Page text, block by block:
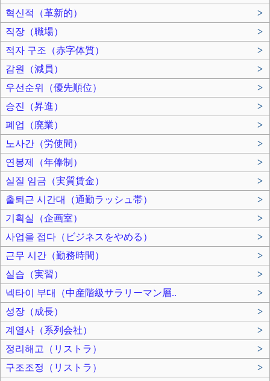
혁신적（革新的）
>
직장（職場）
>
적자 구조（赤字体質）
>
감원（減員）
>
우선순위（優先順位）
>
승진（昇進）
>
폐업（廃業）
>
노사간（労使間）
>
연봉제（年俸制）
>
실질 임금（実質賃金）
>
출퇴근 시간대（通勤ラッシュ帯）
>
기획실（企画室）
>
사업을 접다（ビジネスをやめる）
>
근무 시간（勤務時間）
>
실습（実習）
>
넥타이 부대（中産階級サラリーマン層..
>
성장（成長）
>
계열사（系列会社）
>
정리해고（リストラ）
>
구조조정（リストラ）
>